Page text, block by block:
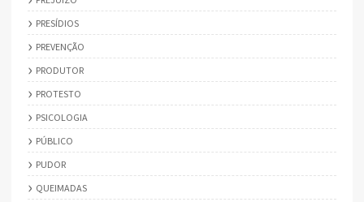
PRESÍDIOS
PREVENÇÃO
PRODUTOR
PROTESTO
PSICOLOGIA
PÚBLICO
PUDOR
QUEIMADAS